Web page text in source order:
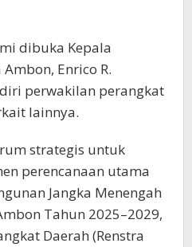
dibuka Kepala
Enrico R.
perwakilan perangkat
lainnya.
strategis untuk
perencanaan utama
Jangka Menengah
Tahun 2025–2029,
Daerah (Renstra